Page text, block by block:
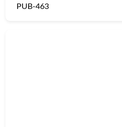
PUB-463